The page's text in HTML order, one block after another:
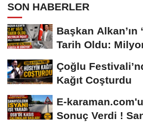
SON HABERLER
Başkan Alkan’ın
Tarih Oldu:
Çoğlu
Kağıt Coşturdu
E-
Sonuç Verdi !